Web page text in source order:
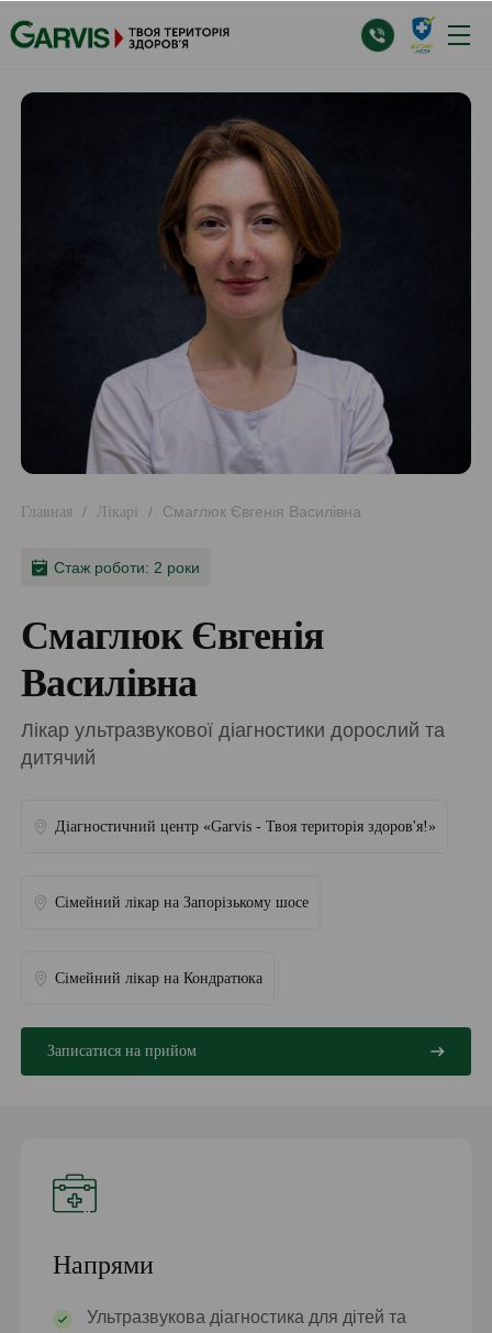
Главная / Лікарі / Смаглюк Євгенія Василівна
Стаж роботи: 2 роки
Смаглюк Євгенія
Василівна
Лікар ультразвукової діагностики дорослий та
дитячий
Діагностичний центр «Garvis - Твоя територія здоров'я!»
Сімейний лікар на Запорізькому шосе
Сімейний лікар на Кондратюка
Записатися на прийом
Напрями
Ультразвукова діагностика для дітей та